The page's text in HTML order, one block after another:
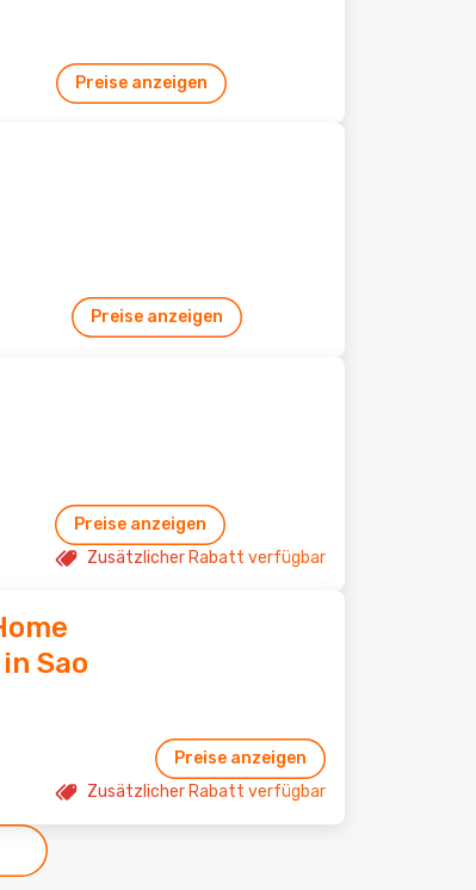
Preise anzeigen
Preise anzeigen
Preise anzeigen
Zusätzlicher Rabatt verfügbar
Sao
Preise anzeigen
Zusätzlicher Rabatt verfügbar